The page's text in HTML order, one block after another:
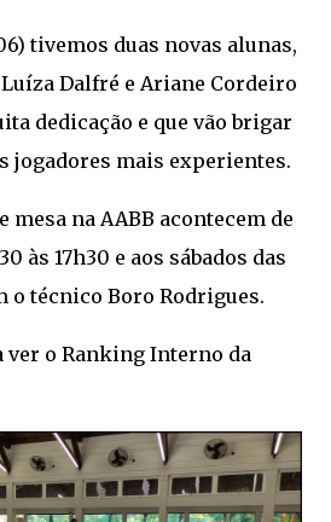
tivemos duas novas alunas,
Dalfré e Ariane Cordeiro
dedicação e que vão brigar
jogadores mais experientes.
mesa na AABB acontecem de
às 17h30 e aos sábados das
o técnico Boro Rodrigues.
ver o Ranking Interno da